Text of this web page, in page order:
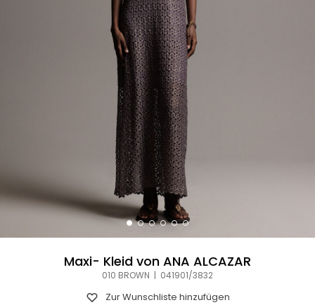
Maxi- Kleid von ANA ALCAZAR
010 BROWN | 041901/3832
Zur Wunschliste hinzufügen